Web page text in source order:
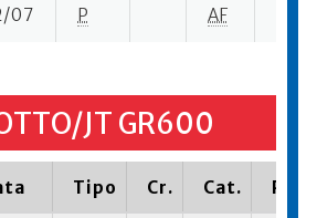
07 P AF
JT GR600
Tipo Cr. Cat.